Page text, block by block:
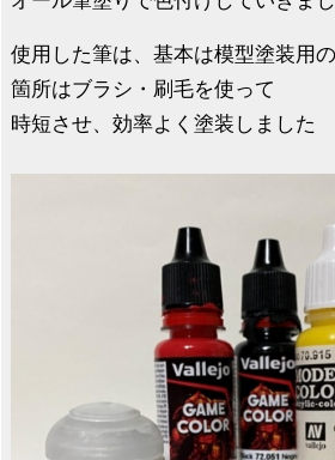
使用した筆は、基本は模型塗装用
箇所はブラシ・刷毛を使って
時短させ、効率よく塗装しました